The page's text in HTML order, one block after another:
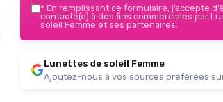
* En remplissant ce formulaire, j’accepte
contacté(e) à des fins commerciales par
soleil Femme et ses partenaires.
Lunettes de soleil Femme
Ajoutez-nous à vos sources préférées